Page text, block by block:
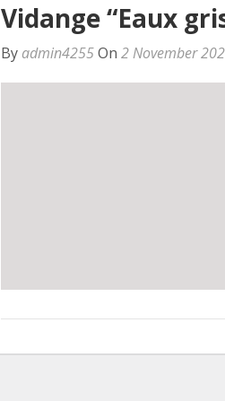
Vidange “Eaux
By admin4255On 2 November